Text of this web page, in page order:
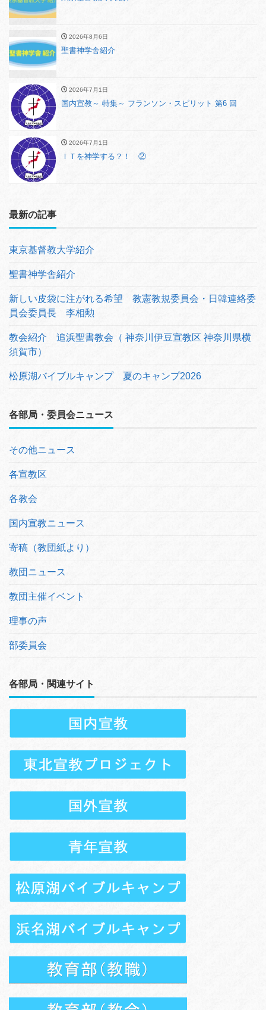
2026年8月6日
聖書神学舎紹介
2026年7月1日
国内宣教～ 特集～ フランソン・スピリット 第6 回
2026年7月1日
ＩＴを神学する？！ ②
最新の記事
東京基督教大学紹介
聖書神学舎紹介
新しい皮袋に注がれる希望 教憲教規委員会・日韓連絡委
員会委員長 李相勲
教会紹介 追浜聖書教会（ 神奈川伊豆宣教区 神奈川県横
須賀市）
松原湖バイブルキャンプ 夏のキャンプ2026
各部局・委員会ニュース
その他ニュース
各宣教区
各教会
国内宣教ニュース
寄稿（教団紙より）
教団ニュース
教団主催イベント
理事の声
部委員会
各部局・関連サイト